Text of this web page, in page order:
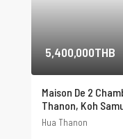
5,400,000THB
Maison De 2
Thanon, Koh
Hua Thanon